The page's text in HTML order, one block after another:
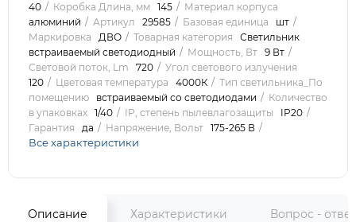
40
Коробка Длина, мм 145
Материал корпуса
алюминий
Артикул 29585 Базовая единица
шт
Маркировка
ДВО Товарная категория
Светильник
встраиваемый светодиодный
Мощность, Вт 9 Вт
Световой поток, Lm
720
Угол светового излучения
120
Цветовая температура 4000К
Тип светильника_По
помещению
встраиваемый со светодиодами
Количество
в упаковках 1/40 IP, степень пылевлагозащиты
IP20
Гарантия
да Напряжение, Вольт 175-265 В
Все характеристики
Описание Характеристики Вопрос -